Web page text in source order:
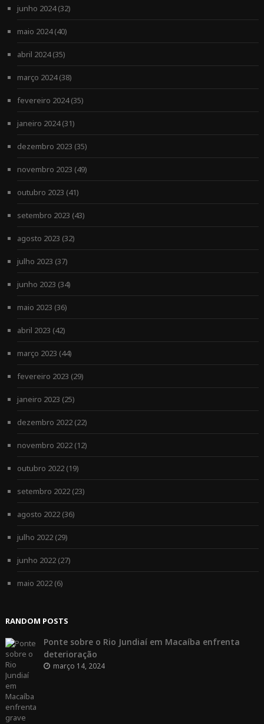
junho 2024(32)
maio 2024(40)
abril 2024(35)
março 2024(38)
fevereiro 2024(35)
janeiro 2024(31)
dezembro 2023 (35)
novembro 2023 (49)
outubro 2023 (41)
setembro 2023 (43)
agosto 2023 (32)
julho 2023 (37)
junho 2023 (34)
maio 2023 (36)
abril 2023 (42)
março 2023 (44)
fevereiro 2023 (29)
janeiro 2023 (25)
dezembro 2022(22)
novembro 2022(12)
outubro 2022(19)
setembro 2022(23)
agosto 2022(36)
julho 2022(29)
junho 2022(27)
maio 2022(6)
RANDOM POSTS
Ponte sobre o Rio Jundiaí em Macaíba enfrenta
deterioração
março 14, 2024